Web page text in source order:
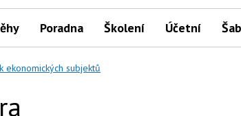
Poradna Školení Účetní
ekonomických subjektů